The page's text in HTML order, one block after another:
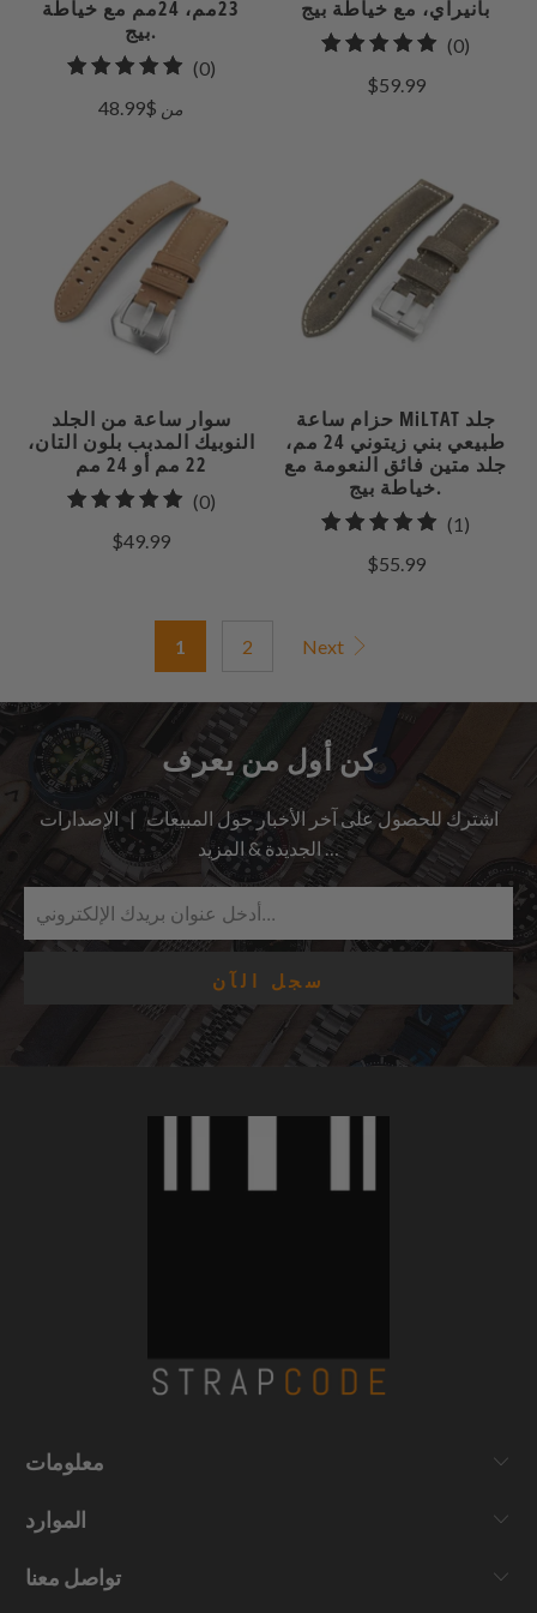
23مم، 24مم مع خياطة
بيج.
(0)0
من $48.99
بانيراي، مع خياطة بيج
(0)
$59.99
سوار ساعة من الجلد
النوبيك المدبب بلون التان،
22 مم أو 24 مم
(0)0
$49.99
حزام ساعة MiLTAT جلد
طبيعي بني زيتوني 24 مم،
جلد متين فائق النعومة مع
خياطة بيج.
(1)
$55.99
1 2 Next
كن أول من يعرف
اشترك للحصول على آخر الأخبار حول المبيعات | الإصدارات
الجديدة & المزيد …
معلومات
الموارد
تواصل معنا